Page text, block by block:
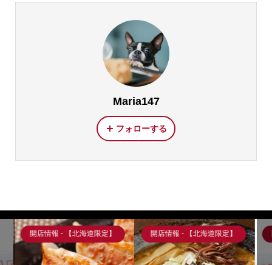
Maria147
フォローする
定】 開店情報 - 【北海道限定】 開店情報 - 【北海道限定】